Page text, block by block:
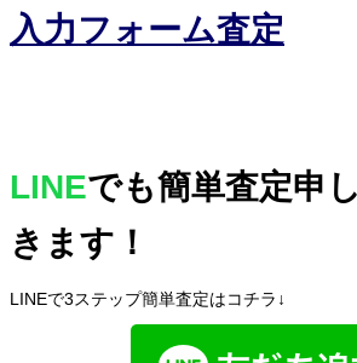
入力フォーム査定
LINEでも簡単査定申
きます！
LINEで3ステップ簡単査定はコチラ↓